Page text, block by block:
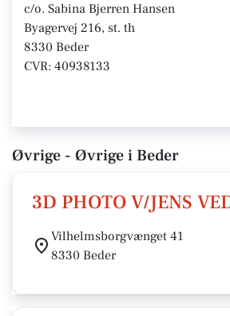
c/o. Sabina Bjerren Hansen
Byagervej 216, st. th
8330 Beder
CVR: 40938133
Øvrige - Øvrige i Beder
3D PHOTO V/JENS
Vilhelmsborgvænget 41
8330 Beder